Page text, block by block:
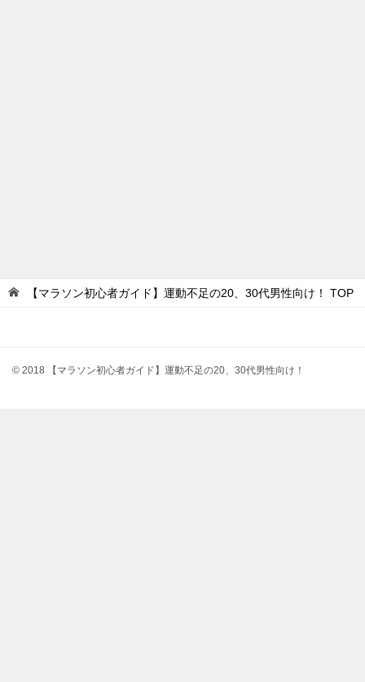
【マラソン初心者ガイド】運動不足の20、30代男性向け！ TOP
© 2018 【マラソン初心者ガイド】運動不足の20、30代男性向け！